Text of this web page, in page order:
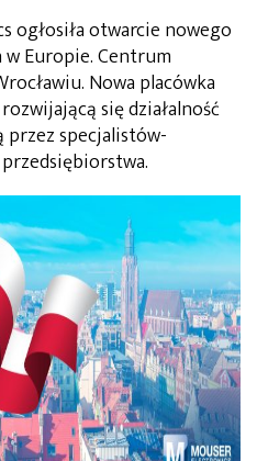
ogłosiła otwarcie nowego
Europie. Centrum
Nowa placówka
się działalność
specjalistów-